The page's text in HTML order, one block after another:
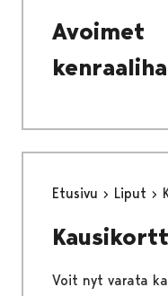
Avoimet
Etusivu Liput
Voit nyt varata